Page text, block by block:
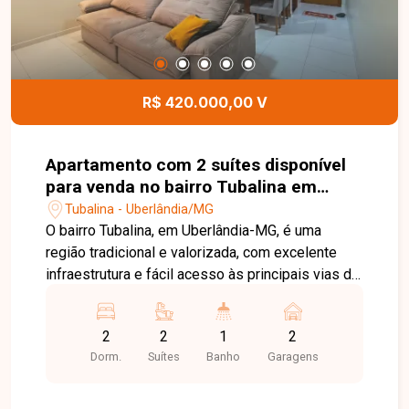
lar aconchegante em uma localização
privilegiada. Entre em contato com a Delta
Imóveis e agende sua visita. Nossa equipe está
pronta para apresentar todos os detalhes deste
imóvel e ajudar você a encontrar o imóvel ideal
para morar ou investir.
R$ 420.000,00 V
Apartamento com 2 suítes disponível
para venda no bairro Tubalina em
Uberlândia-MG
Tubalina - Uberlândia/MG
O bairro Tubalina, em Uberlândia-MG, é uma
região tradicional e valorizada, com excelente
infraestrutura e fácil acesso às principais vias da
farmácias, restaurantes e diversos comércios,
oferece praticidade, conforto e qualidade de vida
para toda a família. Apartamento com
2
Dorm.
2
Suítes
1
Banho
2
Garagens